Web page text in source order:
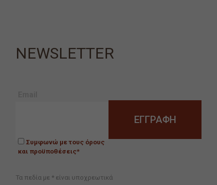
NEWSLETTER
Συμφωνώ με τους όρους
και προϋποθέσεις*
Τα πεδία με * είναι υποχρεωτικά